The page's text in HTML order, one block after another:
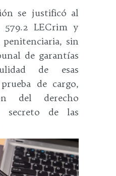
se justificó al
LECrim y
sin
de garantías
de esas
de cargo,
del derecho
secreto de las